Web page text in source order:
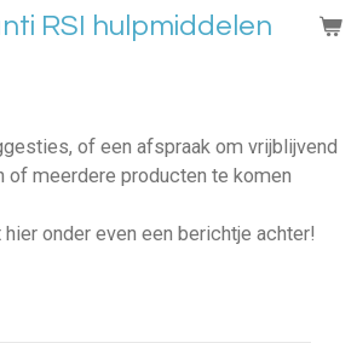
RSI hulpmiddelen
of een afspraak om vrijblijvend
of meerdere producten te komen
onder even een berichtje achter!